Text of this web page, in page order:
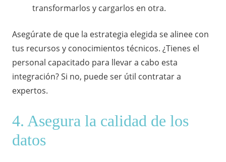
transformarlos y cargarlos en otra.
Asegúrate de que la estrategia elegida se alinee con
tus recursos y conocimientos técnicos. ¿Tienes el
personal capacitado para llevar a cabo esta
integración? Si no, puede ser útil contratar a
expertos.
4. Asegura la calidad de los
datos